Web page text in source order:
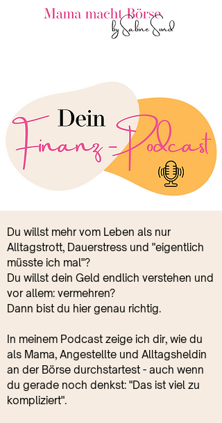
Du willst mehr vom Leben als nur
Alltagstrott, Dauerstress und "eigentlich
müsste ich mal"?
Du willst dein Geld endlich verstehen und
vor allem: vermehren?
Dann bist du hier genau richtig.
In meinem Podcast zeige ich dir, wie du
als Mama, Angestellte und Alltagsheldin
an der Börse durchstartest - auch wenn
du gerade noch denkst: "Das ist viel zu
kompliziert".